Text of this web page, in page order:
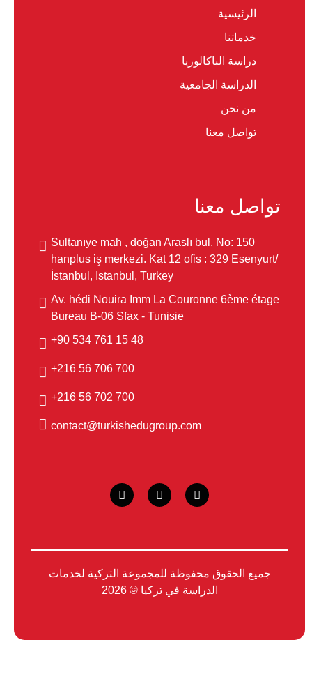
الرئيسية
خدماتنا
دراسة الباكالوريا
الدراسة الجامعية
من نحن
تواصل معنا
تواصل معنا
Sultanıye mah , doğan Araslı bul. No: 150
hanplus iş merkezi. Kat 12 ofis : 329 Esenyurt/
İstanbul, Istanbul, Turkey
Av. hédi Nouira Imm La Couronne 6ème étage
Bureau B-06 Sfax - Tunisie
48 15 761 534 90+
700 706 56 216+
700 702 56 216+
contact@turkishedugroup.com
جميع الحقوق محفوظة للمجموعة التركية لخدمات
الدراسة في تركيا © 2026